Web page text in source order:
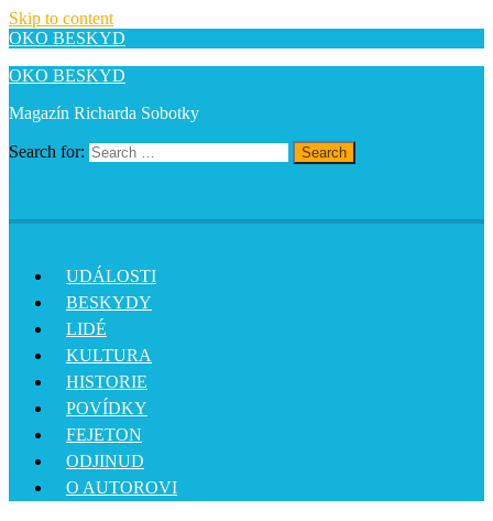
Skip to content
OKO BESKYD
OKO BESKYD
Magazín Richarda Sobotky
Search for: Search
UDÁLOSTI
BESKYDY
LIDÉ
KULTURA
HISTORIE
POVÍDKY
FEJETON
ODJINUD
O AUTOROVI